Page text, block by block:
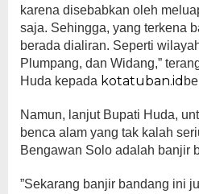
karena disebabkan oleh
saja. Sehingga, yang terkena
berada dialiran. Seperti
Plumpang, dan Widang,”
Huda kepada kotatuban.id
Namun, lanjut Bupati Huda,
benca alam yang tak kalah
Bengawan Solo adalah banjir
”Sekarang banjir bandang ini